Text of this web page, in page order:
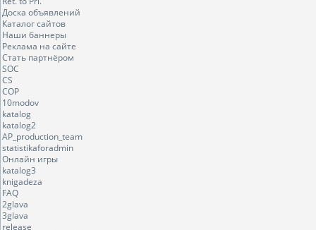
Доска объявлений
Каталог сайтов
Наши баннеры
Реклама на сайте
Стать партнёром
SOC
CS
COP
10modov
katalog
katalog2
AP_production_team
statistikaforadmin
Онлайн игры
katalog3
knigadeza
FAQ
2glava
3glava
release